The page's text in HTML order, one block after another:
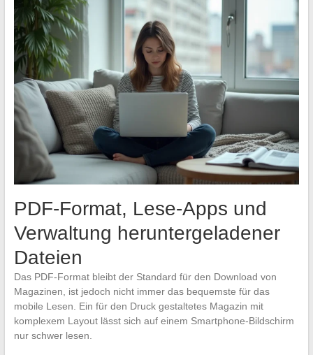
PDF-Format, Lese-Apps und
Verwaltung heruntergeladener
Dateien
Das PDF-Format bleibt der Standard für den Download von
Magazinen, ist jedoch nicht immer das bequemste für das
mobile Lesen. Ein für den Druck gestaltetes Magazin mit
komplexem Layout lässt sich auf einem Smartphone-Bildschirm
nur schwer lesen.